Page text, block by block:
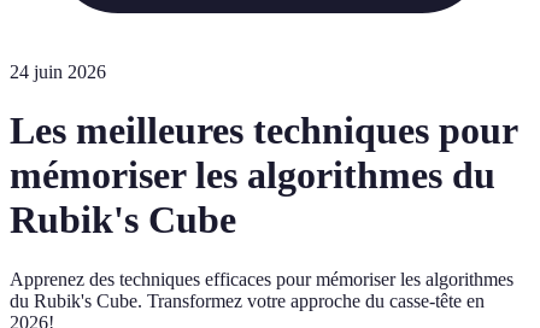
24 juin 2026
Les meilleures techniques pour
mémoriser les algorithmes du
Rubik's Cube
Apprenez des techniques efficaces pour mémoriser les algorithmes
du Rubik's Cube. Transformez votre approche du casse-tête en
2026!